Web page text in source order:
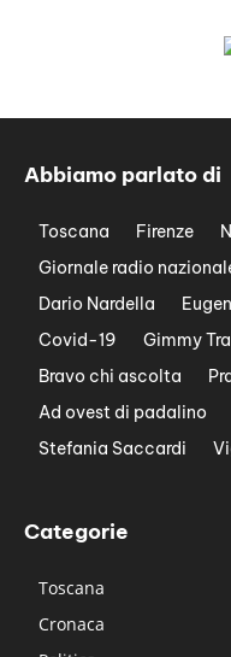
Abbiamo parlato di
Toscana Firenze
Giornale radio
Dario Nardella
Covid-19
Gimmy
Bravo chi ascolta
Ad ovest di padalino
Stefania Saccardi
Categorie
Toscana
Cronaca